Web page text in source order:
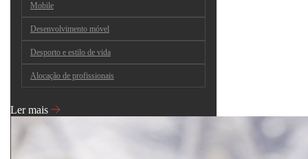
Mobile
Desenvolvimento móvel
Desporto e estilo de vida
Alocação de profissionais
Ler mais